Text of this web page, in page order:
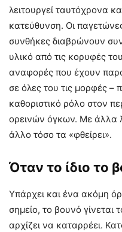
λειτουργεί ταυτόχρονα
κατεύθυνση. Οι
συνθήκες διαβρώνουν
υλικό από τις κορυφές
αναφορές που έχουν
σε όλες του τις μορφές –
καθοριστικό ρόλο στον
ορεινών όγκων. Με άλλα
άλλο τόσο τα «φθείρει».
Όταν το ίδιο το
Υπάρχει και ένα ακόμη
σημείο, το βουνό
αρχίζει να καταρρέει.